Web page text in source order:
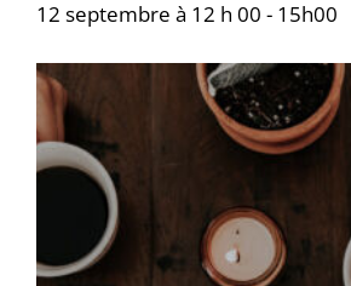
12 septembre à 12 h 00 - 15h00